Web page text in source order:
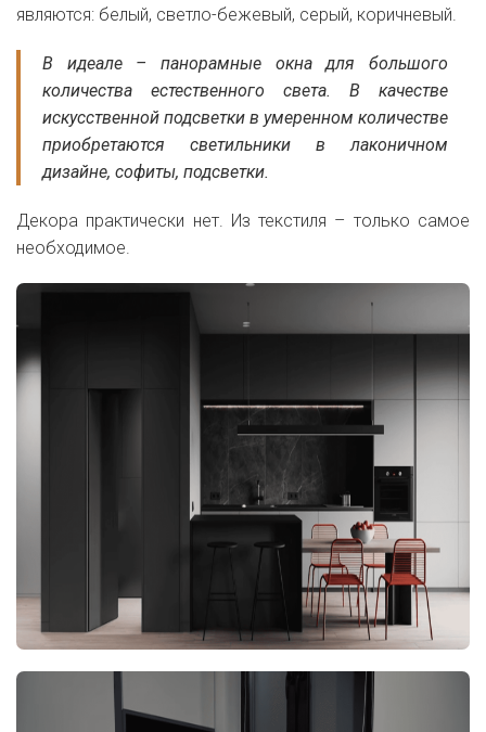
являются: белый, светло-бежевый, серый, коричневый.
В идеале – панорамные окна для большого
количества естественного света. В качестве
искусственной подсветки в умеренном количестве
приобретаются светильники в лаконичном
дизайне, софиты, подсветки.
Декора практически нет. Из текстиля – только самое
необходимое.